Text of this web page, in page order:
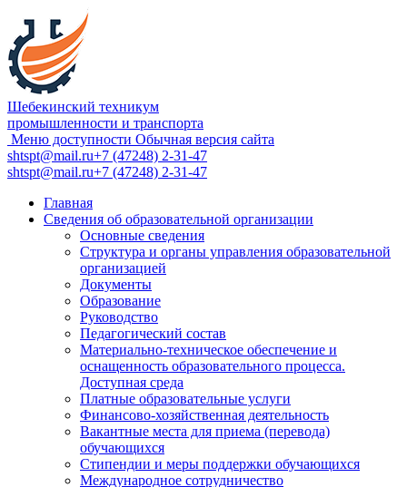
Шебекинский техникум
промышленности и транспорта
Меню доступности Обычная версия сайта
shtspt@mail.ru+7 (47248) 2-31-47
shtspt@mail.ru+7 (47248) 2-31-47
Главная
Сведения об образовательной организации
Основные сведения
Структура и органы управления образовательной
организацией
Документы
Образование
Руководство
Педагогический состав
Материально-техническое обеспечение и
оснащенность образовательного процесса.
Доступная среда
Платные образовательные услуги
Финансово-хозяйственная деятельность
Вакантные места для приема (перевода)
обучающихся
Стипендии и меры поддержки обучающихся
Международное сотрудничество